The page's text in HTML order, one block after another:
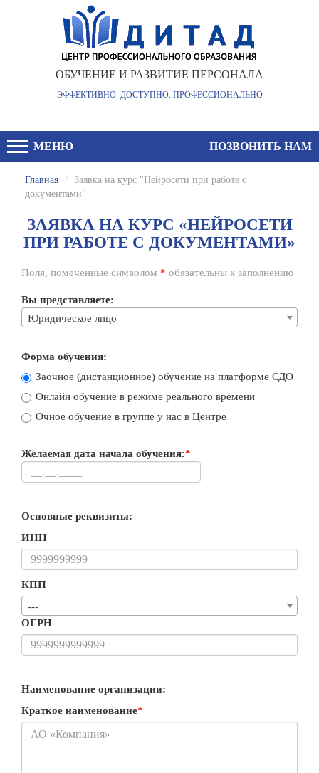
ОБУЧЕНИЕ И РАЗВИТИЕ ПЕРСОНАЛА
ЭФФЕКТИВНО. ДОСТУПНО. ПРОФЕССИОНАЛЬНО
МЕНЮ ПОЗВОНИТЬ НАМ
Главная / Заявка на курс "Нейросети при работе с
документами"
ЗАЯВКА НА КУРС «НЕЙРОСЕТИ
ПРИ РАБОТЕ С ДОКУМЕНТАМИ»
Поля, помеченные символом * обязательны к заполнению
Вы представляете:
Юридическое лицо
Форма обучения:
Заочное (дистанционное) обучение на платформе СДО
Онлайн обучение в режиме реального времени
Очное обучение в группе у нас в Центре
Желаемая дата начала обучения:*
Основные реквизиты:
ИНН
КПП
---
ОГРН
Наименование организации:
Краткое наименование*